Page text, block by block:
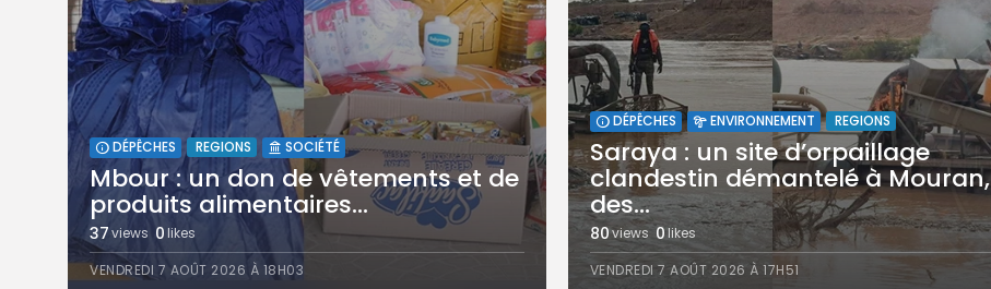
DÉPÊCHES REGIONS SOCIÉTÉ
Mbour : un don de vêtements et de
produits alimentaires...
37views 0likes
VENDREDI 7 AOÛT 2026 À 18H03
DÉPÊCHES ENVIRONNEMENT REGIONS
Saraya : un site d’orpaillage
clandestin démantelé à Mouran,
des...
80views 0likes
VENDREDI 7 AOÛT 2026 À 17H51